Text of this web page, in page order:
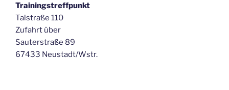
Trainingstreffpunkt
Talstraße 110
Zufahrt über
Sauterstraße 89
67433 Neustadt/Wstr.